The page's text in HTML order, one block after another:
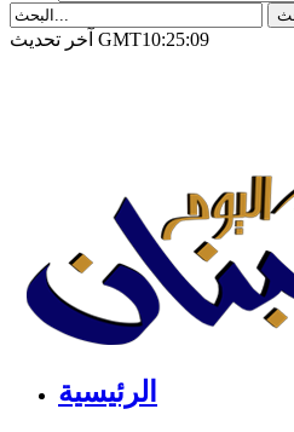
آخر تحديث GMT10:25:09
الرئيسية